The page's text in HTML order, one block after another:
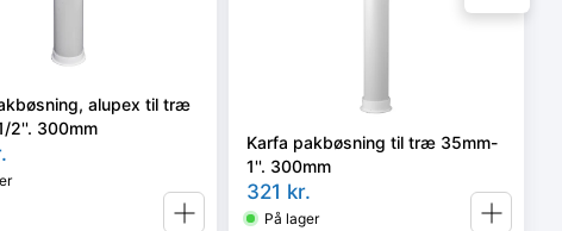
alupex til træ
2''. 300mm
Karfa pakbøsning til træ 35mm-
1''. 300mm
321 kr.
På lager